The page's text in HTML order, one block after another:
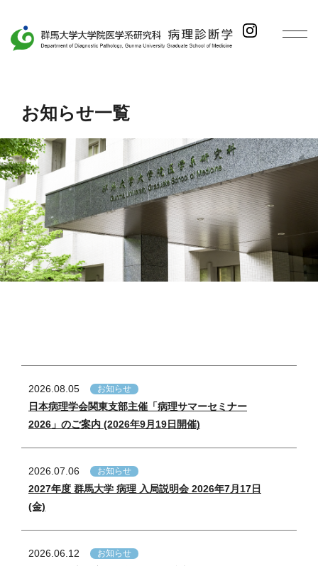
お知らせ一覧
2026.08.05 お知らせ
日本病理学会関東支部主催「病理サマーセミナー
2026」のご案内 (2026年9月19日開催)
2026.07.06 お知らせ
2027年度 群馬大学 病理 入局説明会 2026年7月17日
(金)
2026.06.12 お知らせ